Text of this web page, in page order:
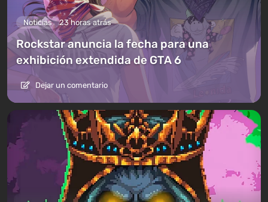
Noticias 23 horas atrás
Rockstar anuncia la fecha para una
exhibición extendida de GTA 6
Dejar un comentario